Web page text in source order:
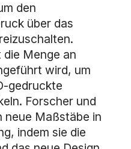
den
über das
die Menge an
wird, um
gedruckte
Forscher und
neue Maßstäbe in
indem sie die